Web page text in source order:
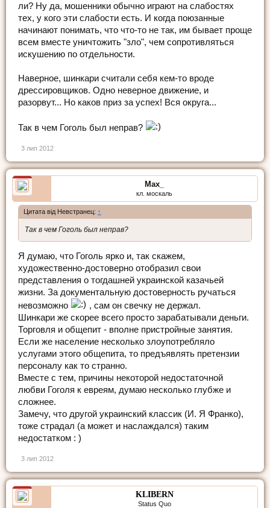
ли? Ну да, мошенники обычно играют на слабостях
тех, у кого эти слабости есть. И когда поюзанные
начинают понимать, что что-то не так, им бывает проще
всем вместе уничтожить "зло", чем сопротивляться
искушению по отдельности.
Наверное, шинкари считали себя кем-то вроде
дрессировщиков. Одно неверное движение, и
разорвут... Но каков приз за успех! Вся округа...
Так в чем Гоголь был неправ?
3 лип 2012
Max_
кл. москаль
Цитата від Невстранец: ↑
Так в чем Гоголь был неправ?
Я думаю, что Гоголь ярко и, так скажем,
художественно-достоверно отобразил свои
представления о тогдашней украинской казачьей
жизни. За документальную достоверность ручаться
невозможно
, сам он свечку не держал.
Шинкари же скорее всего просто зарабатывали деньги.
Торговля и общепит - вполне пристройные занятия.
Если же население несколько злоупотребляло
услугами этого общепита, то предъявлять претензии
персоналу как то странно.
Вместе с тем, причины некоторой недостаточной
любви Гоголя к евреям, думаю несколько глубже и
сложнее.
Замечу, что другой украинский классик (И. Я Франко),
тоже страдал (а может и наслаждался) таким
недостатком : )
3 лип 2012
KLIBERN
Status Quo